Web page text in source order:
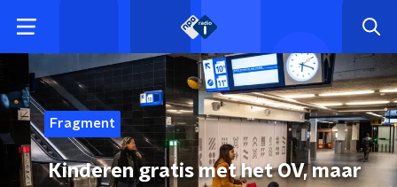
Fragment
Kinderen gratis met het OV, maar